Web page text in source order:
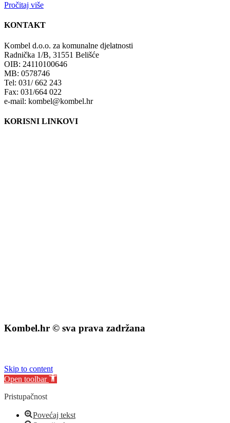
Pročitaj više
KONTAKT
Kombel d.o.o. za komunalne djelatnosti
Radnička 1/B, 31551 Belišće
OIB: 24110100646
MB: 0578746
Tel: 031/ 662 243
Fax: 031/664 022
e-mail: kombel@kombel.hr
KORISNI LINKOVI
Kombel.hr © sva prava zadržana
Skip to content
Open toolbar
Pristupačnost
Povećaj tekst